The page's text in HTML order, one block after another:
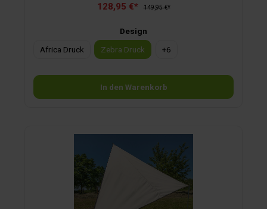
modische Wendetasche dient als Kissen und stylischer
Polyester
128,95 €* 149,95 €*
Design
Africa Druck
Zebra Druck +6
In den Warenkorb